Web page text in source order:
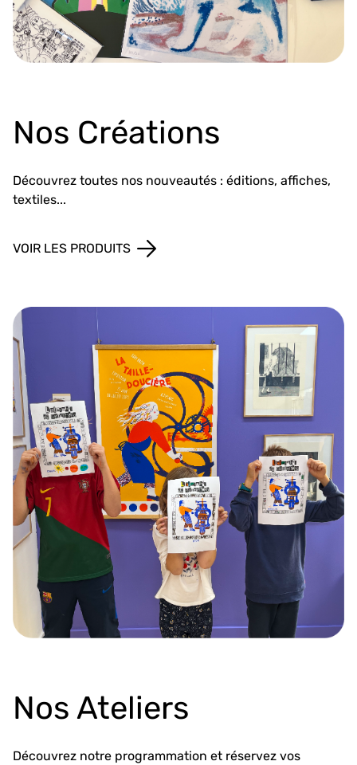
Nos Créations
Découvrez toutes nos nouveautés : éditions, affiches,
textiles...
VOIR LES PRODUITS
Nos Ateliers
Découvrez notre programmation et réservez vos